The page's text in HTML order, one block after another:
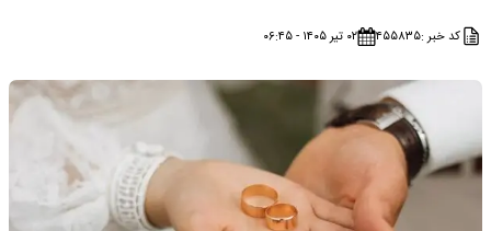
کد خبر :۴۵۵۸۳۵ ۰۲ تیر ۱۴۰۵ - ۰۶:۴۵